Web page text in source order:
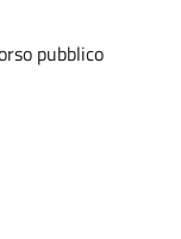
pubblico